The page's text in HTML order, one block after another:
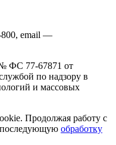
800, email —
ФС 77-67871 от
по надзору в
и массовых
Продолжая работу с
последующую обработку